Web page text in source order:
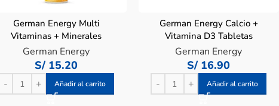
German Energy Multi
Vitaminas + Minerales
Tabletas Efervescentes – Tubo
20 UN
German Energy
S/ 15.20
Añadir al carrito
German Energy Calcio +
Vitamina D3 Tabletas
Efervescentes – Tubo 20 UN
German Energy
S/ 16.90
Añadir al carrito